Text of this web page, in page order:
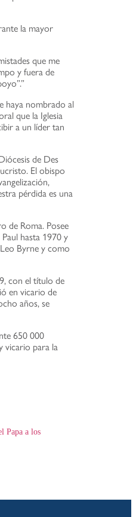
la mayor
que me
y fuera de
haya nombrado al
que la Iglesia
a un líder tan
de Des
El obispo
pérdida es una
de Roma. Posee
hasta 1970 y
Byrne y como
con el título de
en vicario de
años, se
650 000
vicario para la
Papa a los